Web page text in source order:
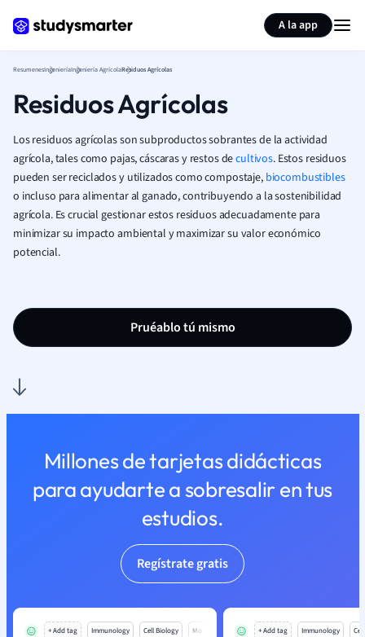
A la app
ResumenesIngenieríaIngeniería AgrícolaResiduos Agrícolas
Residuos Agrícolas
Los residuos agrícolas son subproductos sobrantes de la actividad
agrícola, tales como pajas, cáscaras y restos decultivos. Estos residuos
pueden ser reciclados y utilizados como compostaje, biocombustibles
o incluso para alimentar al ganado, contribuyendo a la sostenibilidad
agrícola. Es crucial gestionar estos residuos adecuadamente para
minimizar su impacto ambiental y maximizar su valor económico
potencial.
Pruéablo tú mismo
Millones de tarjetas didácticas
para ayudarte a sobresalir en tus
estudios.
Regístrate gratis
+ Add tag Immunology Cell Biology Mo + Add tag Immunology
Resumir página